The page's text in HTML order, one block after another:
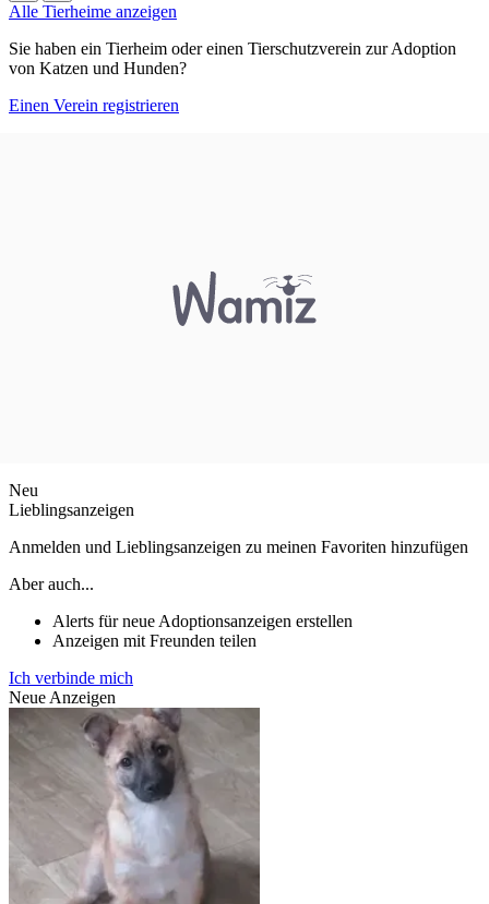
Alle Tierheime anzeigen
Sie haben ein Tierheim oder einen Tierschutzverein zur Adoption
von Katzen und Hunden?
Einen Verein registrieren
Neu
Lieblingsanzeigen
Anmelden und Lieblingsanzeigen zu meinen Favoriten hinzufügen
Aber auch...
Alerts für neue Adoptionsanzeigen erstellen
Anzeigen mit Freunden teilen
Ich verbinde mich
Neue Anzeigen